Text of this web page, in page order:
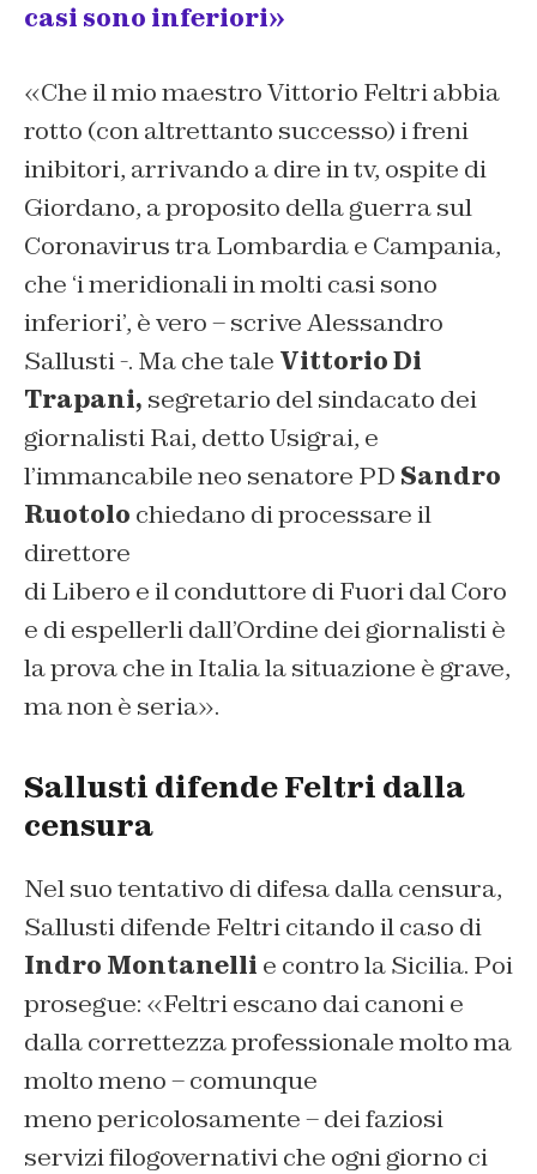
casi sono inferiori»
«Che il mio maestro Vittorio Feltri abbia
rotto (con altrettanto successo) i freni
inibitori, arrivando a dire in tv, ospite di
Giordano, a proposito della guerra sul
Coronavirus tra Lombardia e Campania,
che ‘i meridionali in molti casi sono
inferiori’, è vero – scrive Alessandro
Sallusti -. Ma che tale Vittorio Di
Trapani, segretario del sindacato dei
giornalisti Rai, detto Usigrai, e
l’immancabile neo senatore PD Sandro
Ruotolo chiedano di processare il
direttore
di Libero e il conduttore di Fuori dal Coro
e di espellerli dall’Ordine dei giornalisti è
la prova che in Italia la situazione è grave,
ma non è seria».
Sallusti difende Feltri dalla
censura
Nel suo tentativo di difesa dalla censura,
Sallusti difende Feltri citando il caso di
Indro Montanelli e contro la Sicilia. Poi
prosegue: «Feltri escano dai canoni e
dalla correttezza professionale molto ma
molto meno – comunque
meno pericolosamente – dei faziosi
servizi filogovernativi che ogni giorno ci